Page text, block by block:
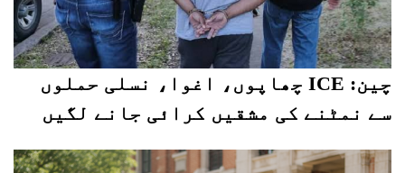
چین: ICE چھاپوں، اغوا، نسلی حملوں
سے نمٹنے کی مشقیں کرائی جانے لگیں